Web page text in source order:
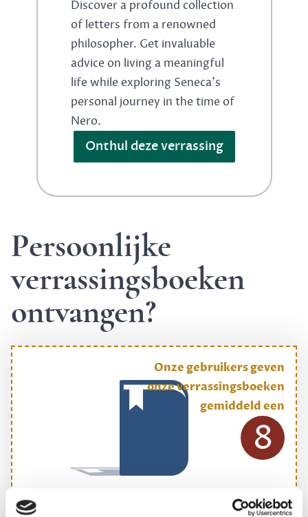
Discover a profound collection
of letters from a renowned
philosopher. Get invaluable
advice on living a meaningful
life while exploring Seneca's
personal journey in the time of
Nero.
Onthul deze verrassing
Persoonlijke
verrassingsboeken
ontvangen?
ONS MEESTGEKOZEN BOEKENPAKKET
Onze gebruikers geven
onze verrassingsboeken
gemiddeld een
8